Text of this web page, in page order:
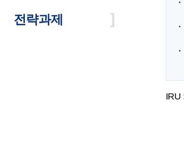
전략과제
IRU